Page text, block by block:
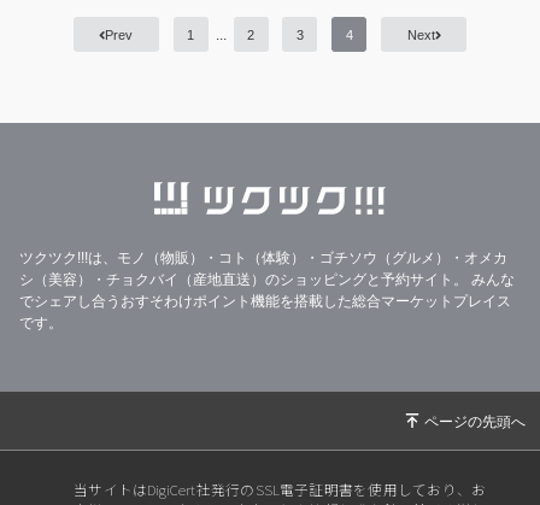
まるいちの海鮮天ぷらは、日本海の藻塩がお勧めで
す。カットレモンで風味よく、揚げたての海鮮天ぷ
【メルマガ会員様特典】
いつでも大盛サービス!(通常100円)
6歳以下のお子様「ミニ天丼」サービス!(通常550円)
Prev 1 2 3 4 Next
ツクツク!!!は、モノ（物販）・コト（体験）・ゴチソウ（グルメ）・オメカ
シ（美容）・チョクバイ（産地直送）のショッピングと予約サイト。
みんな
でシェアし合うおすそわけポイント機能を搭載した総合マーケットプレイス
です。
当サイトはDigiCert社発行のSSL電子証明書を使用しており、お